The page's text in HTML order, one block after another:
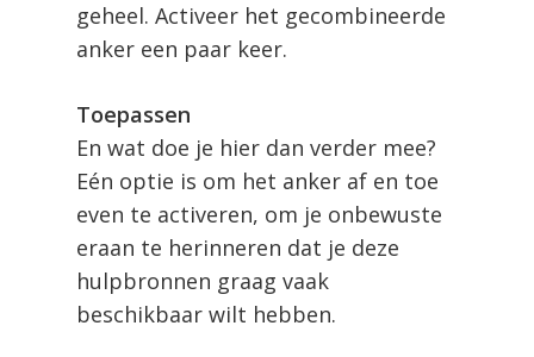
geheel. Activeer het gecombineerde
anker een paar keer.
Toepassen
En wat doe je hier dan verder mee?
Eén optie is om het anker af en toe
even te activeren, om je onbewuste
eraan te herinneren dat je deze
hulpbronnen graag vaak
beschikbaar wilt hebben.